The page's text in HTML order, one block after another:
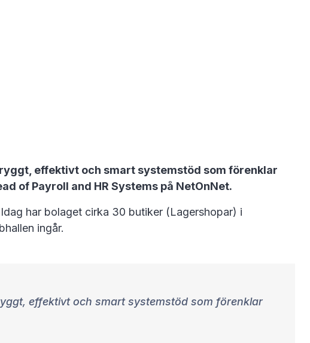
effektivt och smart systemstöd som förenklar
of Payroll and HR Systems på NetOnNet.
har bolaget cirka 30 butiker (Lagershopar) i
ingår.
effektivt och smart systemstöd som förenklar